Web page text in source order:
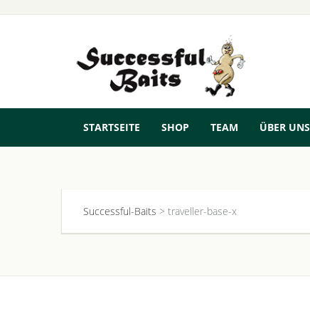
STARTSEITE SHOP TEAM ÜBER UNS
Successful-Baits > traveller-base-x